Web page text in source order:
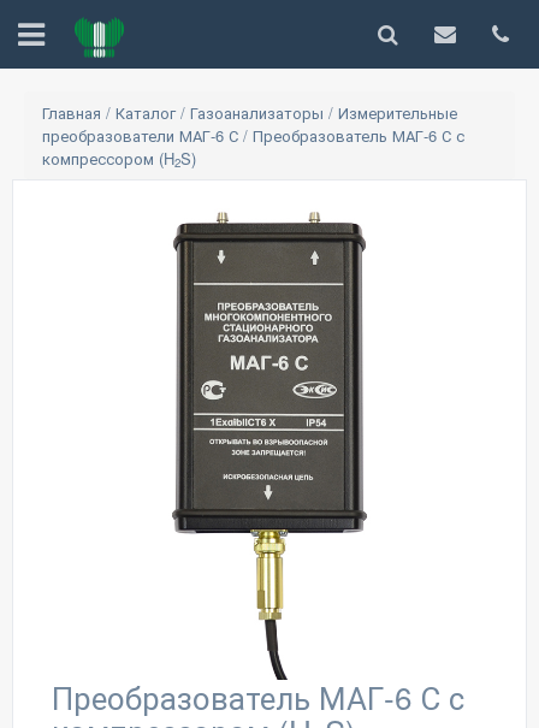
Главная / Каталог/ Газоанализаторы / Измерительные
преобразователи МАГ-6 С / Преобразователь МАГ-6 С с
компрессором (H2S)
Преобразователь МАГ-6 С с